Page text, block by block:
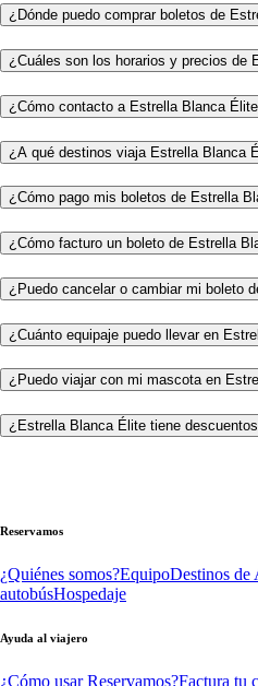
¿Dónde puedo comprar boletos de
¿Cuáles son los horarios y precios de
¿Cómo contacto a Estrella Blanca
¿A qué destinos viaja Estrella Blanca
¿Cómo pago mis boletos de Estrella
¿Cómo facturo un boleto de Estrella
¿Puedo cancelar o cambiar mi boleto
¿Cuánto equipaje puedo llevar en
¿Puedo viajar con mi mascota en
¿Estrella Blanca Élite tiene
Reservamos
¿Quiénes somos?EquipoDestinos de
autobúsHospedaje
Ayuda al viajero
¿Cómo usar Reservamos?Factura tu